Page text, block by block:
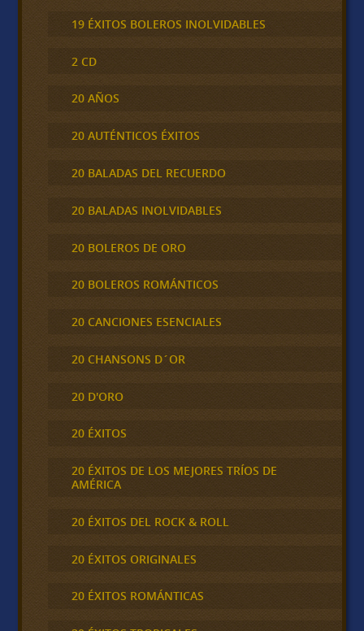
19 ÉXITOS BOLEROS INOLVIDABLES
2 CD
20 AÑOS
20 AUTÉNTICOS ÉXITOS
20 BALADAS DEL RECUERDO
20 BALADAS INOLVIDABLES
20 BOLEROS DE ORO
20 BOLEROS ROMÁNTICOS
20 CANCIONES ESENCIALES
20 CHANSONS D´OR
20 D'ORO
20 ÉXITOS
20 ÉXITOS DE LOS MEJORES TRÍOS DE
AMÉRICA
20 ÉXITOS DEL ROCK & ROLL
20 ÉXITOS ORIGINALES
20 ÉXITOS ROMÁNTICAS